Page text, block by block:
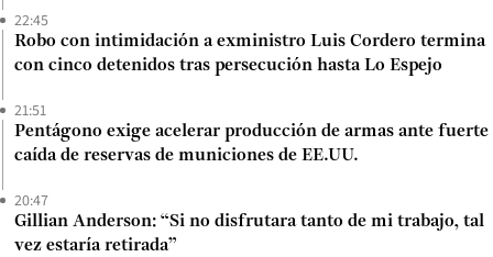
22:45
Robo con intimidación a exministro Luis Cordero termina
con cinco detenidos tras persecución hasta Lo Espejo
21:51
Pentágono exige acelerar producción de armas ante fuerte
caída de reservas de municiones de EE.UU.
20:47
Gillian Anderson: “Si no disfrutara tanto de mi trabajo, tal
vez estaría retirada”